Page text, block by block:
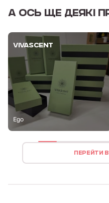
А ОСЬ ЩЕ ДЕЯКІ
VIVASCENT
Ego
ПЕРЕЙТИ